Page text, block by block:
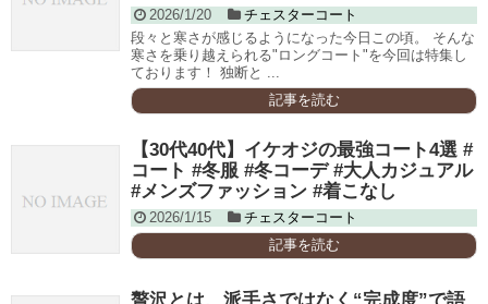
2026/1/20
チェスターコート
段々と寒さが感じるようになった今日この頃。 そんな
寒さを乗り越えられる"ロングコート"を今回は特集し
ております！ 独断と ...
記事を読む
【30代40代】イケオジの最強コート4選 #
コート #冬服 #冬コーデ #大人カジュアル
#メンズファッション #着こなし
2026/1/15
チェスターコート
記事を読む